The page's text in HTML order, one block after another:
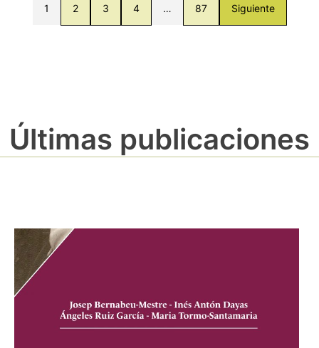
1 2 3 4 … 87 Siguiente
Últimas publicaciones